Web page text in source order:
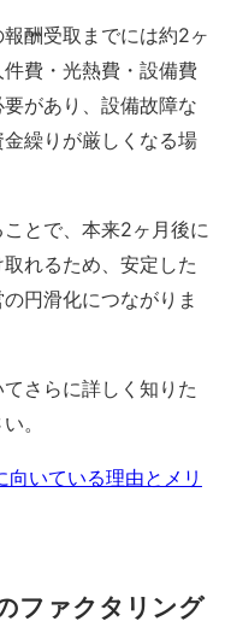
酬受取までには約2ヶ
費・光熱費・設備費
があり、設備故障な
繰りが厳しくなる場
とで、本来2ヶ月後に
れるため、安定した
円滑化につながりま
さらに詳しく知りた
。
いている理由とメリ
ファクタリング